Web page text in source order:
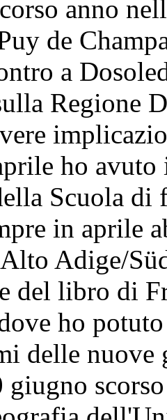
anno
de
a
Regione
ho
Scuola
in aprile
Adige/
del libro di
ho
delle nuove